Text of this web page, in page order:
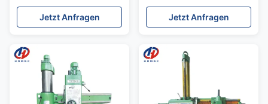
Z-Serie
Jetzt Anfragen
Z30125 Schwerlast-
Radialbohrmaschine
Jetzt Anfragen